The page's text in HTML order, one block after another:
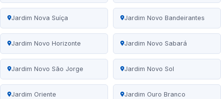
Jardim Nova Suíça Jardim Novo Bandeirantes
Jardim Novo Horizonte Jardim Novo Sabará
Jardim Novo São Jorge Jardim Novo Sol
Jardim Oriente Jardim Ouro Branco